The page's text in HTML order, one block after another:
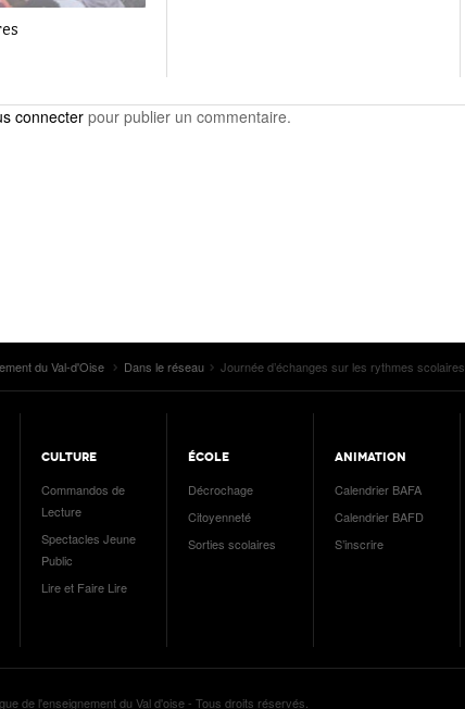
connecter pour publier un commentaire.
du Val-d'Oise Dans le réseau Journée d’échanges sur les rythmes scolaires
CULTURE
Commandos de
Lecture
Spectacles Jeune
Public
Lire et Faire Lire
ÉCOLE
Décrochage
Citoyenneté
Sorties scolaires
ANIMATION
Calendrier BAFA
Calendrier BAFD
S’inscrire
de l'enseignement du Val d'oise - Tous droits réservés.